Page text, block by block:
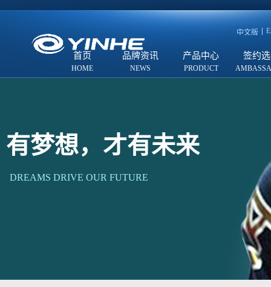
中文版
首页 品牌资讯 产品中心 签约
有梦想，才有未来
DREAMS DRIVE OUR FUTURE